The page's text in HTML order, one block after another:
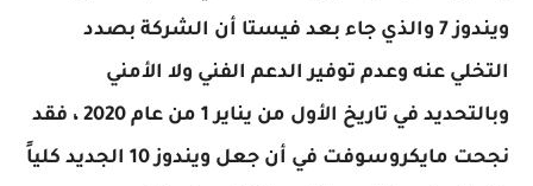
ويندوز 7 والذي جاء بعد فيستا أن الشركة بصدد
التخلي عنه وعدم توفير الدعم الفني ولا الأمني
وبالتحديد في تاريخ الأول من يناير 1 من عام 2020 ، فقد
نجحت مايكروسوفت في أن جعل ويندوز 10 الجديد كلياً